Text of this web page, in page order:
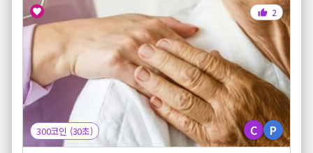
2
300코인 (30초) C P